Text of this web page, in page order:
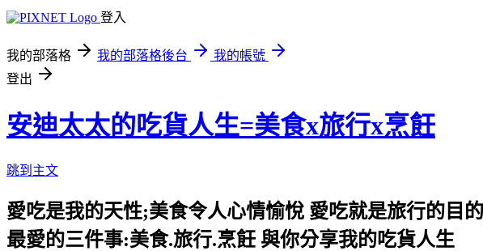
登入
我的部落格 我的部落格後台
我的帳號
登出
安迪太太的吃貨人生=美食x旅行x烹飪
跳到主文
愛吃是我的天性;美食令人心情愉悅 愛吃就是旅行的目
最愛的三件事:美食.旅行.烹飪 與你分享我的吃貨人生